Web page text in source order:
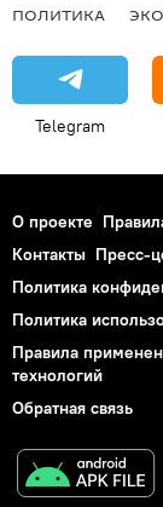
ПОЛИТИКА
Telegram
О проекте
Контакты Пресс-
Политика
Политика
Правила
технологий
Обратная связь